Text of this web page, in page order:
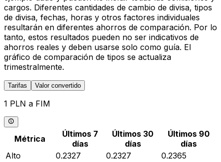
cargos. Diferentes cantidades de cambio de divisa, tipos
de divisa, fechas, horas y otros factores individuales
resultarán en diferentes ahorros de comparación. Por lo
tanto, estos resultados pueden no ser indicativos de
ahorros reales y deben usarse solo como guía. El
gráfico de comparación de tipos se actualiza
trimestralmente.
Tarifas Valor convertido
1 PLN a FIM
Métrica
Últimos 7
días
Últimos 30
días
Últimos 90
días
Alto
0.2327 0.2327
0.2365